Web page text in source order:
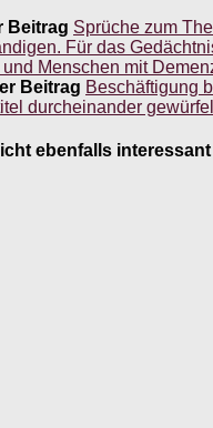
Beitrag Sprüche zum
Für das
Menschen mit
Beitrag Beschäftigung
durcheinander
ebenfalls